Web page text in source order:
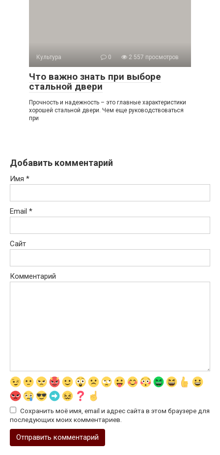
Культура 0 2 557 просмотров
Что важно знать при выборе
стальной двери
Прочность и надежность – это главные характеристики
хорошей стальной двери. Чем еще руководствоваться
при
Добавить комментарий
Имя *
Email *
Сайт
Комментарий
Сохранить моё имя, email и адрес сайта в этом браузере для
последующих моих комментариев.